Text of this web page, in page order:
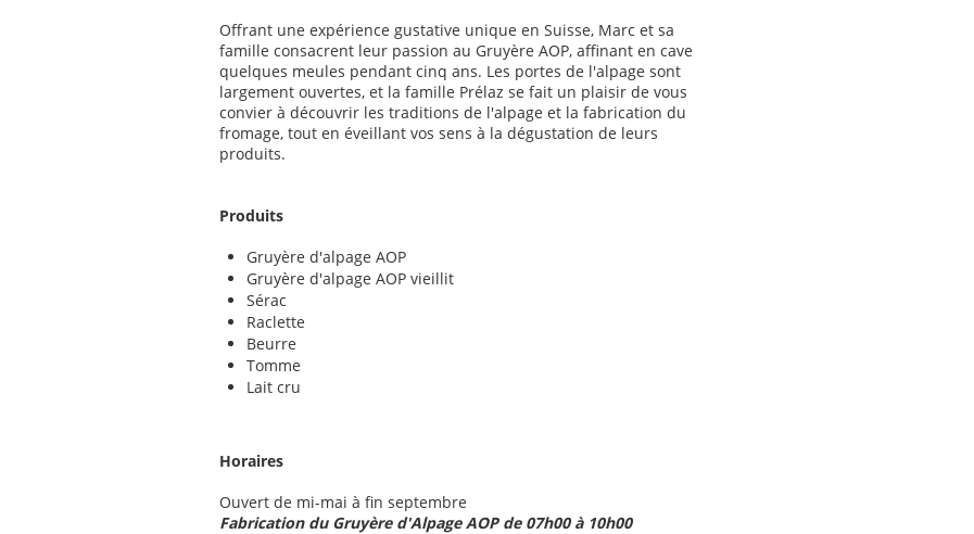
Offrant une expérience gustative unique en Suisse, Marc et sa
famille consacrent leur passion au Gruyère AOP, affinant en cave
quelques meules pendant cinq ans. Les portes de l'alpage sont
largement ouvertes, et la famille Prélaz se fait un plaisir de vous
convier à découvrir les traditions de l'alpage et la fabrication du
fromage, tout en éveillant vos sens à la dégustation de leurs
produits.
Produits
Gruyère d'alpage AOP
Gruyère d'alpage AOP vieillit
Sérac
Raclette
Beurre
Tomme
Lait cru
Horaires
Ouvert de mi-mai à fin septembre
Fabrication du Gruyère d'Alpage AOP de 07h00 à 10h00